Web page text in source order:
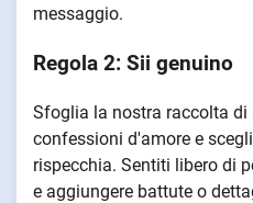
messaggio.
Regola 2: Sii genuino
Sfoglia la nostra raccolta di
confessioni d'amore e
rispecchia. Sentiti libero di
e aggiungere battute o